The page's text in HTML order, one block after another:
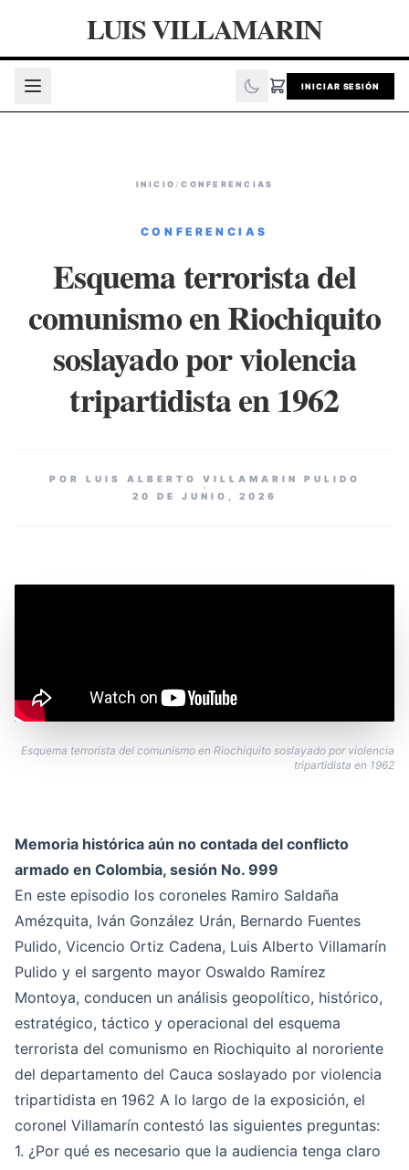
LUIS VILLAMARIN
INICIAR SESIÓN
INICIO /CONFERENCIAS
CONFERENCIAS
Esquema terrorista del
comunismo en Riochiquito
soslayado por violencia
tripartidista en 1962
POR LUIS ALBERTO VILLAMARIN PULIDO
20 DE JUNIO, 2026
Esquema terrorista del comunismo en Riochiquito soslayado por violencia
tripartidista en 1962
Memoria histórica aún no contada del conflicto
armado en Colombia, sesión No. 999
En este episodio los coroneles Ramiro Saldaña
Amézquita, Iván González Urán, Bernardo Fuentes
Pulido, Vicencio Ortiz Cadena, Luis Alberto Villamarín
Pulido y el sargento mayor Oswaldo Ramírez
Montoya, conducen un análisis geopolítico, histórico,
estratégico, táctico y operacional del esquema
terrorista del comunismo en Riochiquito al nororiente
del departamento del Cauca soslayado por violencia
tripartidista en 1962 A lo largo de la exposición, el
coronel Villamarín contestó las siguientes preguntas:
1. ¿Por qué es necesario que la audiencia tenga claro